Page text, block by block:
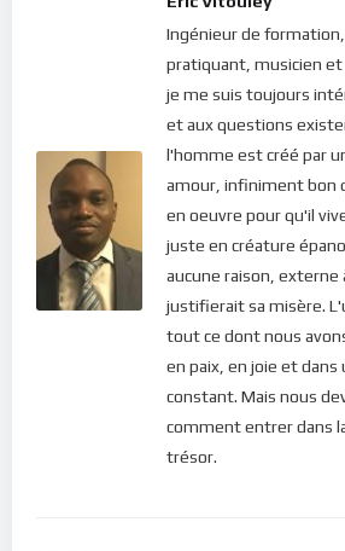
peut passer que par Dieu et par la
car c’est Lui qui nous a créés !
Quiconque analyse le contexte
monde, de nos jours, peut constater
souffrances. Il n’y a plus de paix ni de joie
maladies mentales déclarées
non déclarées explosent. Chacun
s’il n’est pas malade… car chaque fois
submergé par des soucis, des émotions,
toutes sortes, nous sommes malades.
société, il y a donc plus d’un qui sont
qui l’ignorent totalement. Dans ce sens,
pas raison d’écrire que « Tout bien
s’ignore » (Knock ou le Triomphe de la
Ingénieur de
pratiquant, musicien et
je me suis toujours
et aux questions
l'homme est créé par
amour, infiniment bon
en oeuvre pour qu'il
juste en créature
aucune raison, externe
justifierait sa misère.
tout ce dont nous
en paix, en joie et dans
constant. Mais nous
comment entrer dans
trésor.